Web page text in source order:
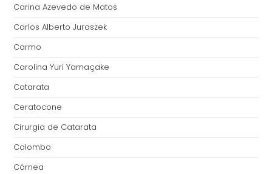
Carina Azevedo de Matos
Carlos Alberto Juraszek
Carmo
Carolina Yuri Yamaçake
Catarata
Ceratocone
Cirurgia de Catarata
Colombo
Córnea